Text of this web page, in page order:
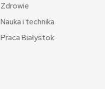
Zdrowie
Nauka i technika
Praca Białystok